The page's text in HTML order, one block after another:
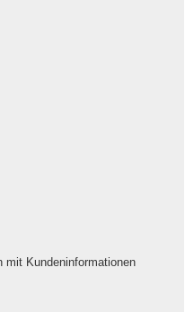
mit Kundeninformationen